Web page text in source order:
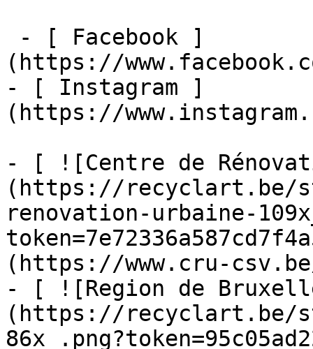
(https://
- [ Instagram ]
(https://
- [ ![Centre de
(https://recyclart.be/
renovation-urbaine-
(https://www.cru-
- [ ![Region de
(https://recyclart.be/